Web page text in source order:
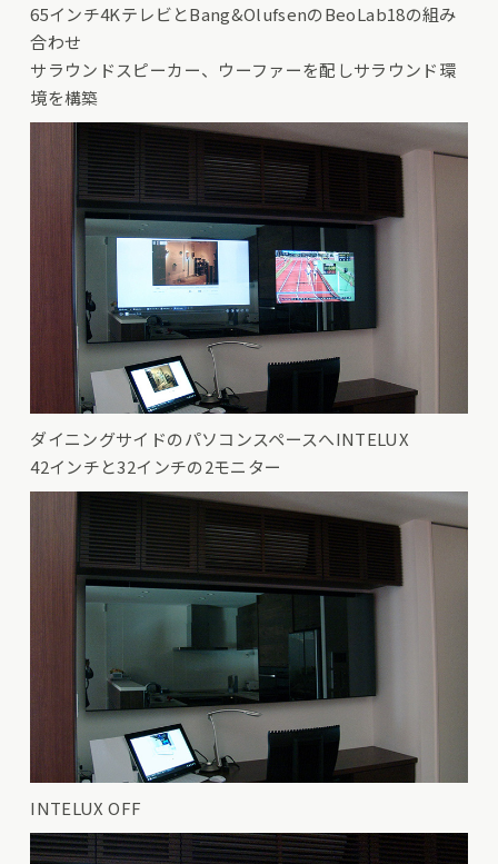
65インチ4KテレビとBang&OlufsenのBeoLab18の組み
合わせ
サラウンドスピーカー、ウーファーを配しサラウンド環
境を構築
ダイニングサイドのパソコンスペースへINTELUX
42インチと32インチの2モニター
INTELUX OFF